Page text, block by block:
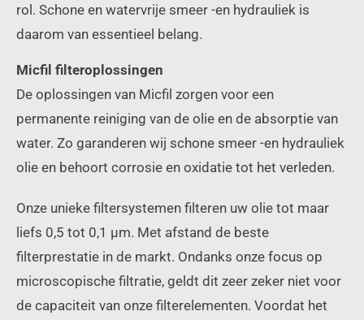
rol. Schone en watervrije smeer -en hydrauliek is
daarom van essentieel belang.
Micfil filteroplossingen
De oplossingen van Micfil zorgen voor een
permanente reiniging van de olie en de absorptie van
water. Zo garanderen wij schone smeer -en hydrauliek
olie en behoort corrosie en oxidatie tot het verleden.
Onze unieke filtersystemen filteren uw olie tot maar
liefs 0,5 tot 0,1 μm. Met afstand de beste
filterprestatie in de markt. Ondanks onze focus op
microscopische filtratie, geldt dit zeer zeker niet voor
de capaciteit van onze filterelementen. Voordat het